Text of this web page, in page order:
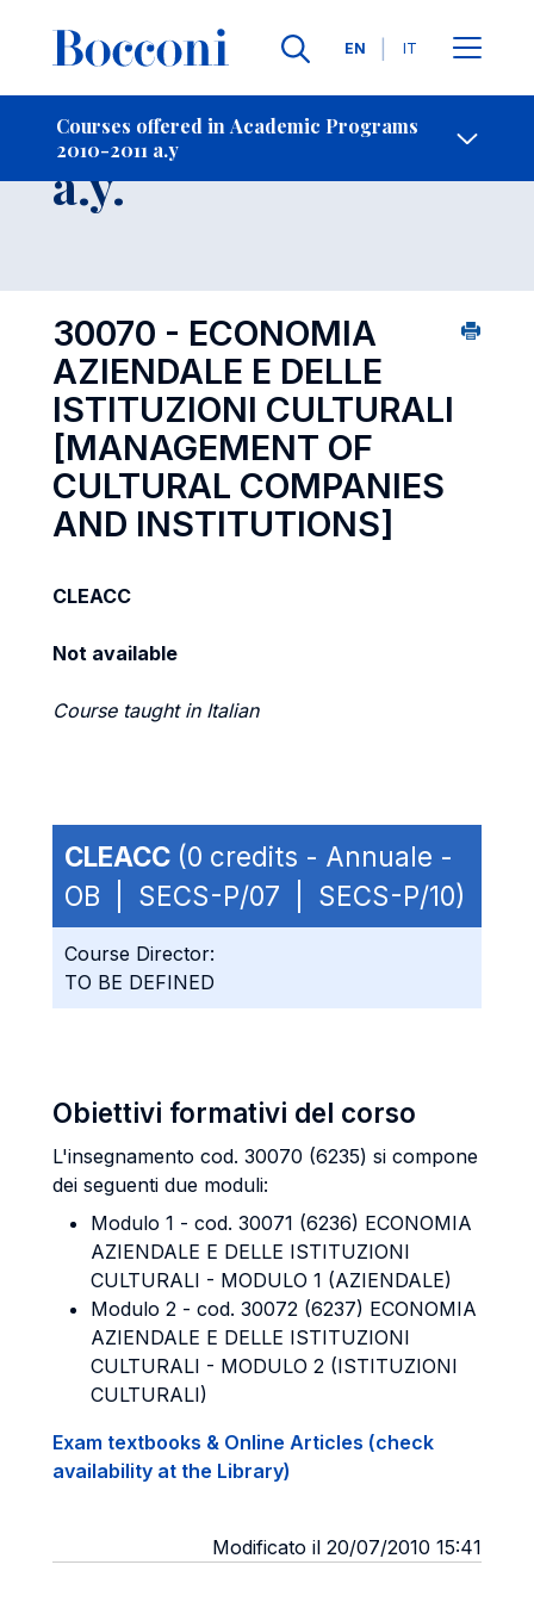
Languages
EN IT
Courses offered in Academic Programs
2010-2011 a.y
- Contact Us
Course 2010-2011
a.y.
30070 - ECONOMIA
AZIENDALE E DELLE
ISTITUZIONI CULTURALI
[MANAGEMENT OF
CULTURAL COMPANIES
AND INSTITUTIONS]
CLEACC
Not available
Course taught in Italian
CLEACC (0 credits - Annuale -
OB | SECS-P/07 | SECS-P/10)
Course Director:
TO BE DEFINED
Obiettivi formativi del corso
L'insegnamento cod. 30070 (6235) si compone
dei seguenti due moduli:
Modulo 1 - cod. 30071 (6236) ECONOMIA
AZIENDALE E DELLE ISTITUZIONI
CULTURALI - MODULO 1 (AZIENDALE)
Modulo 2 - cod. 30072 (6237) ECONOMIA
AZIENDALE E DELLE ISTITUZIONI
CULTURALI - MODULO 2 (ISTITUZIONI
CULTURALI)
Exam textbooks & Online Articles (check
availability at the Library)
Modificato il 20/07/2010 15:41